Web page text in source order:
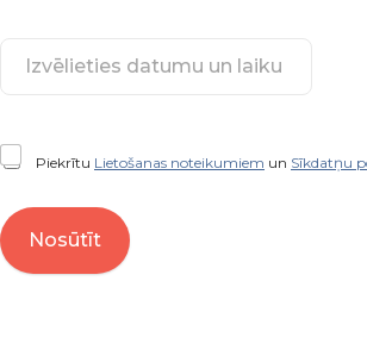
Piekrītu Lietošanas noteikumiem un Sīkdatņu
Nosūtīt